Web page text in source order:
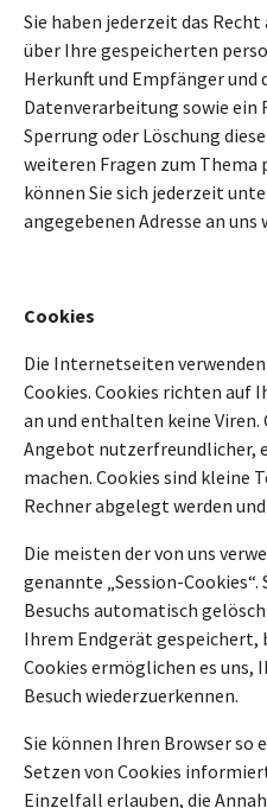
Sie haben jederzeit das
über Ihre gespeicherten
Herkunft und Empfänger und
Datenverarbeitung sowie ein
Sperrung oder Löschung
weiteren Fragen zum Thema
können Sie sich jederzeit
angegebenen Adresse an uns
Cookies
Die Internetseiten
Cookies. Cookies richten auf
an und enthalten keine Viren.
Angebot nutzerfreundlicher,
machen. Cookies sind kleine
Rechner abgelegt werden
Die meisten der von uns
genannte „Session-Cookies“.
Besuchs automatisch
Ihrem Endgerät gespeichert,
Cookies ermöglichen es uns,
Besuch wiederzuerkennen.
Sie können Ihren Browser so
Setzen von Cookies
Einzelfall erlauben, die